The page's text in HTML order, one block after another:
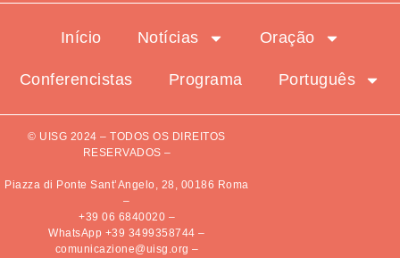
Início Notícias Oração
Conferencistas Programa Português
© UISG 2024 – TODOS OS DIREITOS
RESERVADOS –
Piazza di Ponte Sant’Angelo, 28, 00186 Roma
–
+39 06 6840020 –
WhatsApp +39 3499358744 –
comunicazione@uisg.org –